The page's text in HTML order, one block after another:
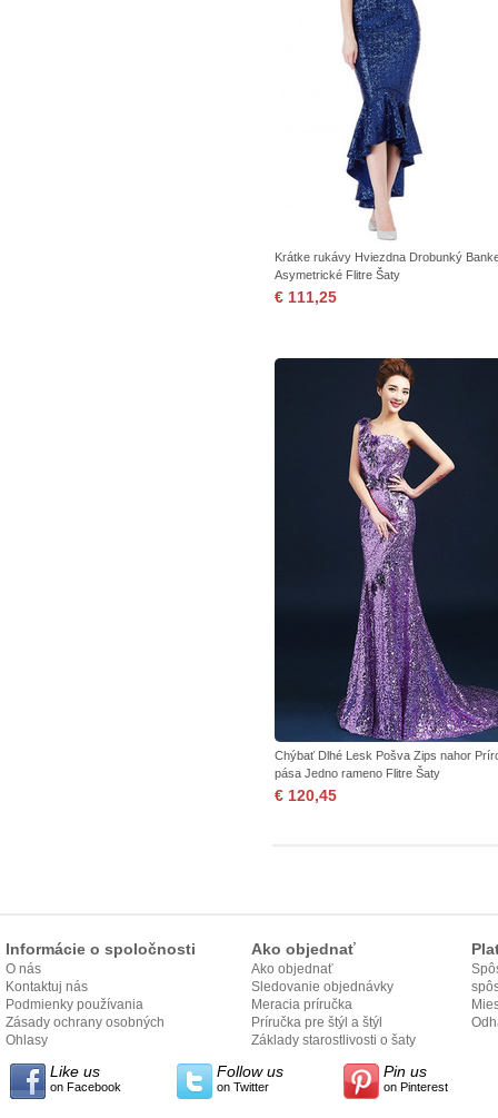
Krátke rukávy Hviezdna Drobunký
Asymetrické Flitre Šaty
€ 111,25
Chýbať Dlhé Lesk Pošva Zips nahor
pása Jedno rameno Flitre Šaty
€ 120,45
Informácie o spoločnosti
O nás
Kontaktuj nás
Podmienky používania
Zásady ochrany osobných
údajov
Ohlasy
Ako objednať
Ako objednať
Sledovanie objednávky
Meracia príručka
Príručka pre štýl a štýl
Základy starostlivosti o šaty
Like us
on Facebook
Follow us
on Twitter
Pin us
on Pinterest